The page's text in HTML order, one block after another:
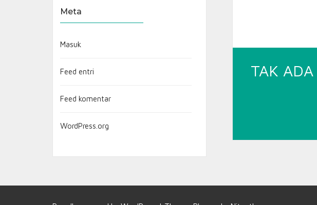
TAK
Meta
Masuk
Feed entri
Feed komentar
WordPress.org